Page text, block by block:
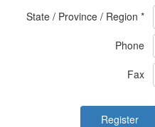
State / Province / Region *
Phone
Fax
Register